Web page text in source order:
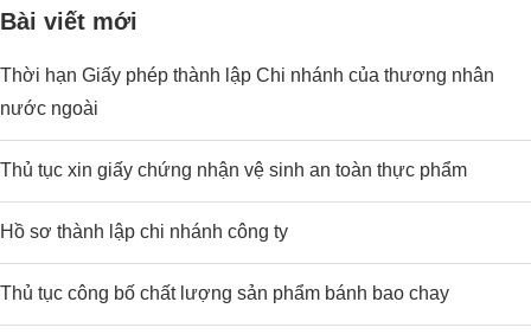
Bài viết mới
Thời hạn Giấy phép thành lập Chi nhánh của thương nhân
nước ngoài
Thủ tục xin giấy chứng nhận vệ sinh an toàn thực phẩm
Hồ sơ thành lập chi nhánh công ty
Thủ tục công bố chất lượng sản phẩm bánh bao chay